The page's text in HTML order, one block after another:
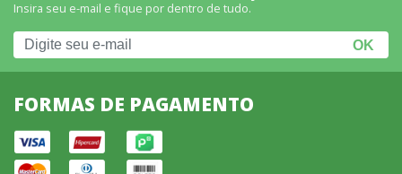
Insira seu e-mail e fique por dentro de tudo.
FORMAS DE PAGAMENTO